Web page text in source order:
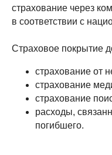
страхование через
в соответствии с
Страховое покрытие
страхование от
страхование
страхование
расходы,
погибшего.